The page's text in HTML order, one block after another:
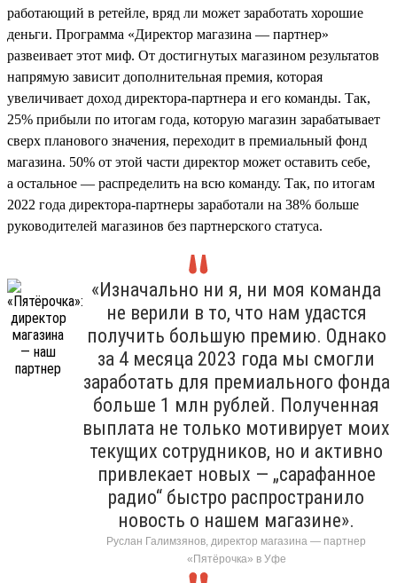
работающий в ретейле, вряд ли может заработать хорошие
деньги. Программа «Директор магазина — партнер»
развеивает этот миф. От достигнутых магазином результатов
напрямую зависит дополнительная премия, которая
увеличивает доход директора-партнера и его команды. Так,
25% прибыли по итогам года, которую магазин зарабатывает
сверх планового значения, переходит в премиальный фонд
магазина. 50% от этой части директор может оставить себе,
а остальное — распределить на всю команду. Так, по итогам
2022 года директора-партнеры заработали на 38% больше
руководителей магазинов без партнерского статуса.
«Изначально ни я, ни моя команда
не верили в то, что нам удастся
получить большую премию. Однако
за 4 месяца 2023 года мы смогли
заработать для премиального фонда
больше 1 млн рублей. Полученная
выплата не только мотивирует моих
текущих сотрудников, но и активно
привлекает новых — „сарафанное
радио“ быстро распространило
новость о нашем магазине».
Руслан Галимзянов, директор магазина — партнер
«Пятёрочка» в Уфе